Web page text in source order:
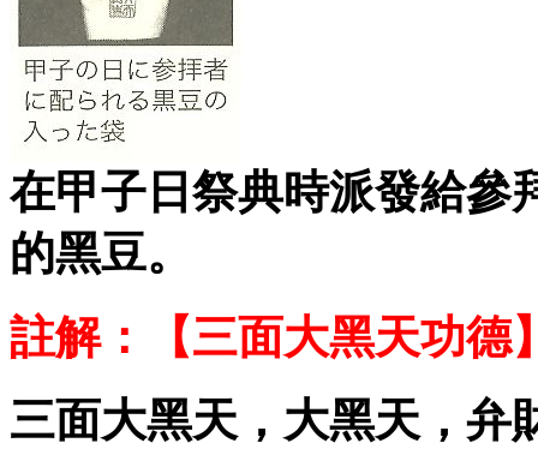
在甲子日祭典時派發給參
的黑豆。
註解：
【三面大黑天功德
三面大黑天，大黑天，弁